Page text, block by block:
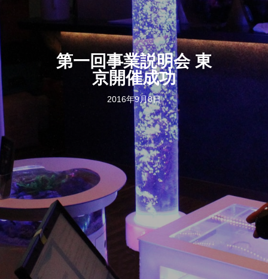
第一回事業説明会 東
京開催成功
2016年9月8日